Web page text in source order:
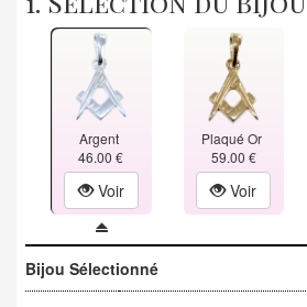
Argent
46.00 €
Voir
Plaqué Or
59.00 €
Voir
Bijou Sélectionné